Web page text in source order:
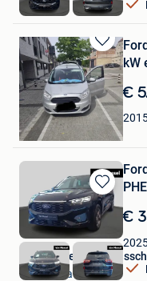
Wilrijk
Bewaren
in
Mijn
Favorieten
kW
€
Alex moreno
Temse
Bewaren
in
Mijn
Favorieten
€
Van Mossel Ford
Brasschaat